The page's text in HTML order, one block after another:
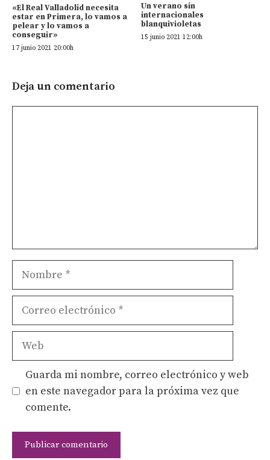
«El Real Valladolid necesita
estar en Primera, lo vamos a
pelear y lo vamos a
conseguir»
17 junio 2021 20:00h
Un verano sin
internacionales
blanquivioletas
15 junio 2021 12:00h
Deja un comentario
Nombre
Correo
Web
Guarda mi nombre, correo electrónico y web
en este navegador para la próxima vez que
comente.